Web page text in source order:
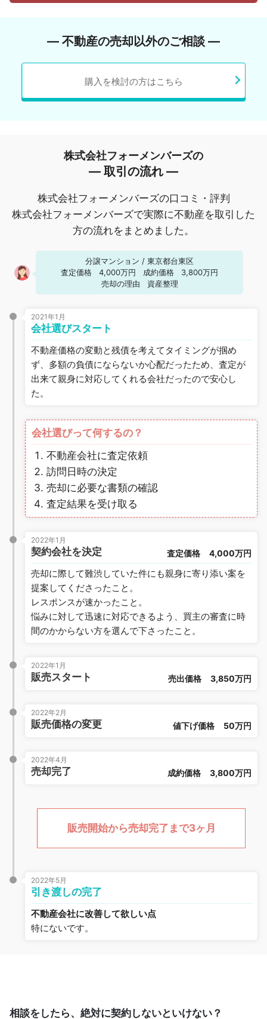
― 不動産の売却以外のご相談 ―
購入を検討の方はこちら
株式会社フォーメンバーズの
― 取引の流れ ―
株式会社フォーメンバーズの口コミ・評判
株式会社フォーメンバーズで実際に不動産を取引した
方の流れをまとめました。
分譲マンション / 東京都台東区
査定価格
4,000万円 成約価格
3,800万円
売却の理由
資産整理
2021年1月
会社選びスタート
不動産価格の変動と残債を考えてタイミングが掴め
ず、多額の負債にならないか心配だったため、査定が
出来て親身に対応してくれる会社だったので安心し
た。
会社選びって何するの？
不動産会社に査定依頼
訪問日時の決定
売却に必要な書類の確認
査定結果を受け取る
2022年1月
契約会社を決定 査定価格 4,000万円
売却に際して難渋していた件にも親身に寄り添い案を
提案してくださったこと。
レスポンスが速かったこと。
悩みに対して迅速に対応できるよう、買主の審査に時
間のかからない方を選んで下さったこと。
2022年1月
販売スタート 売出価格 3,850万円
2022年2月
販売価格の変更 値下げ価格 50万円
2022年4月
売却完了 成約価格 3,800万円
販売開始から売却完了まで3ヶ月
2022年5月
引き渡しの完了
不動産会社に改善して欲しい点
特にないです。
相談をしたら、絶対に契約しないといけない？